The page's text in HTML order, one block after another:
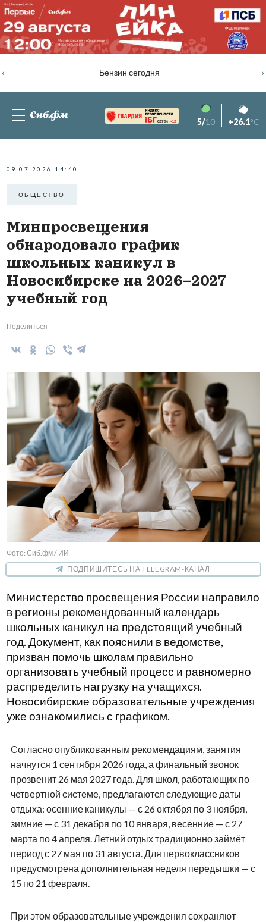
Бензин сегодня
‹ ›
82.76% -1.2 5/10 +26.1°C
09.07.2026 14:40
ОБЩЕСТВО
Минпросвещения
обнародовало график
школьных каникул в
Новосибирске на 2026–2027
учебный год
Поделиться
Фото: Сиб.фм / ИИ
ПОДПИШИТЕСЬ НА TELEGRAM-КАНАЛ
Министерство просвещения России направило
в регионы рекомендованный календарь
школьных каникул на предстоящий учебный
год. Документ, как пояснили в ведомстве,
призван помочь школам правильно
организовать учебный процесс и равномерно
распределить нагрузку на учащихся.
Новосибирские образовательные учреждения
уже ознакомились с графиком.
Согласно опубликованным рекомендациям, занятия
начнутся 1 сентября 2026 года, а финальный звонок
прозвенит 26 мая 2027 года. Для школ, работающих по
четвертной системе, предлагаются следующие даты
отдыха: осенние каникулы — с 26 октября по 3 ноября,
зимние — с 31 декабря по 10 января, весенние — с 27
марта по 4 апреля. Летний отдых традиционно займёт
период с 27 мая по 31 августа. Для первоклассников
предусмотрена дополнительная неделя передышки — с
15 по 21 февраля.
При этом образовательные учреждения сохраняют